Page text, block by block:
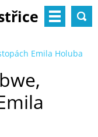
Emila Holuba